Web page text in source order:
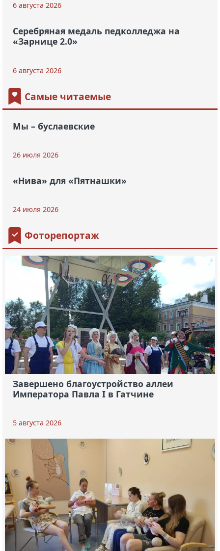
6 августа 2026
Серебряная медаль педколледжа на
«Зарнице 2.0»
6 августа 2026
Самые читаемые
Мы – буслаевские
26 июля 2026
«Нива» для «Пятнашки»
24 июля 2026
Фоторепортаж
Завершено благоустройство аллеи
Императора Павла I в Гатчине
5 августа 2026